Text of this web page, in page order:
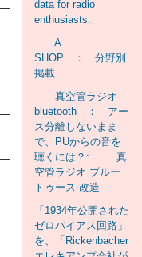
data for radio
enthusiasts.
A
SHOP ： 分野別
掲載
真空管ラジオ
bluetooth ： アー
ス分離しないまま
で、PUからの音を
聴くには？: 真
空管ラジオ ブルー
トゥース 改造
「1934年公開された
ゼロバイアス回路」
を、「Rickenbacher